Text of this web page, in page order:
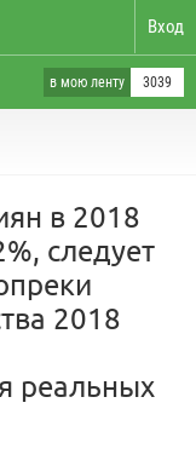
Вход
в мою ленту 3039
в 2018
следует
2018
реальных